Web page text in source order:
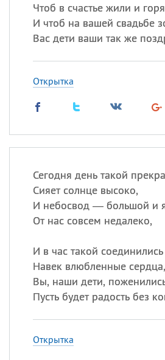
Чтоб в счастье жили и
И чтоб на вашей свадьбе
Вас дети ваши так же
Открытка
Сегодня день такой
Сияет солнце высоко,
И небосвод — большой и
От нас совсем недалеко,
И в час такой соединились
Навек влюбленные сердца,
Вы, наши дети,
Пусть будет радость без
Открытка